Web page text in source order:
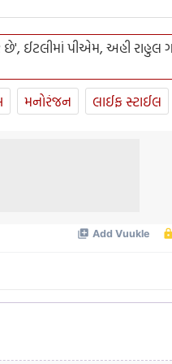
છે', ઈટલીમાં પીએમ, અહી રાહુલ
મનોરંજન લાઈફ સ્ટાઈલ